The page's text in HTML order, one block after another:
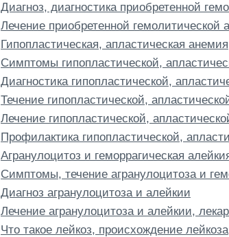
Диагноз, диагностика приобретенной
Лечение приобретенной гемолитической
Гипопластическая, апластическая
Симптомы гипопластической,
Диагностика гипопластической,
Течение гипопластической,
Лечение гипопластической,
Профилактика гипопластической,
Агранулоцитоз и геморрагическая
Симптомы, течение агранулоцитоза и
Диагноз агранулоцитоза и алейкии
Лечение агранулоцитоза и алейкии,
Что такое лейкоз, происхождение лейкоза